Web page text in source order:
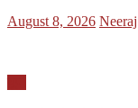
Posted
August 8, 2026 Author